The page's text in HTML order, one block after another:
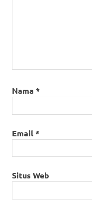
Nama *
Email*
Situs Web